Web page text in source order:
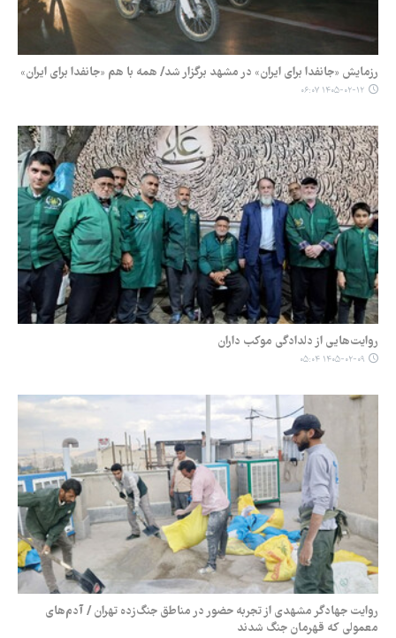
رزمایش «جانفدا برای ایران» در مشهد برگزار شد/ همه با هم «جانفدا برای ایران»
۱۴۰۵-۰۲-۱۲ ۰۶:۰۷
روایت‌هایی از دلدادگی موکب داران
۱۴۰۵-۰۲-۰۹ ۰۵:۰۴
روایت جهادگر مشهدی از تجربه حضور در مناطق جنگ‌زده تهران / آدم‌های
معمولی که قهرمان جنگ شدند